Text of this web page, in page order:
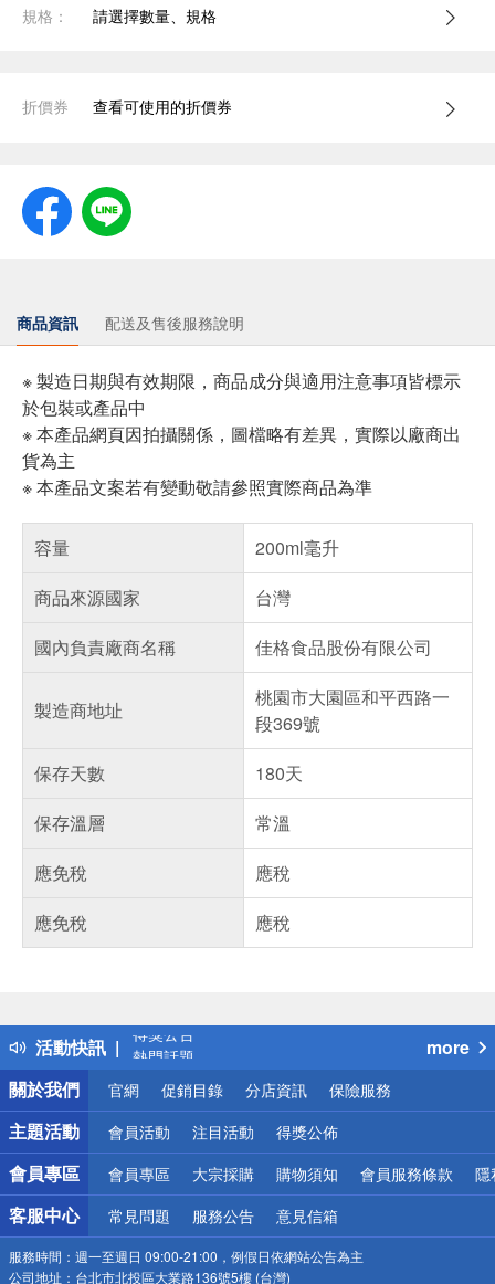
規格： 請選擇數量、規格
折價券 查看可使用的折價券
商品資訊 配送及售後服務說明
※ 製造日期與有效期限，商品成分與適用注意事項皆標示
於包裝或產品中
※ 本產品網頁因拍攝關係，圖檔略有差異，實際以廠商出
貨為主
※ 本產品文案若有變動敬請參照實際商品為準
容量
200ml毫升
商品來源國家
台灣
國內負責廠商名稱
佳格食品股份有限公司
製造商地址
桃園市大園區和平西路一
段369號
保存天數
180天
保存溫層
常溫
應免稅
應稅
應免稅
應稅
活動快訊
得獎公告
熱門話題
銀行優惠
偏遠地區配送
詐騙網頁！請小心！
more
關於我們
官網 促銷目錄 分店資訊 保險服務
主題活動 會員活動 注目活動 得獎公佈
會員專區 會員專區 大宗採購 購物須知 會員服務條款 隱
客服中心 常見問題 服務公告 意見信箱
服務時間： 週一至週日 09:00-21:00，例假日依網站公告為主
公司地址： 台北市北投區大業路136號5樓 (台灣)